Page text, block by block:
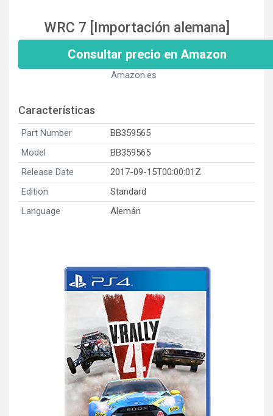
WRC 7 [Importación alemana]
Consultar precio en Amazon
Amazon.es
Características
Part Number
BB359565
Model
BB359565
Release Date
2017-09-15T00:00:01Z
Edition
Standard
Language
Alemán